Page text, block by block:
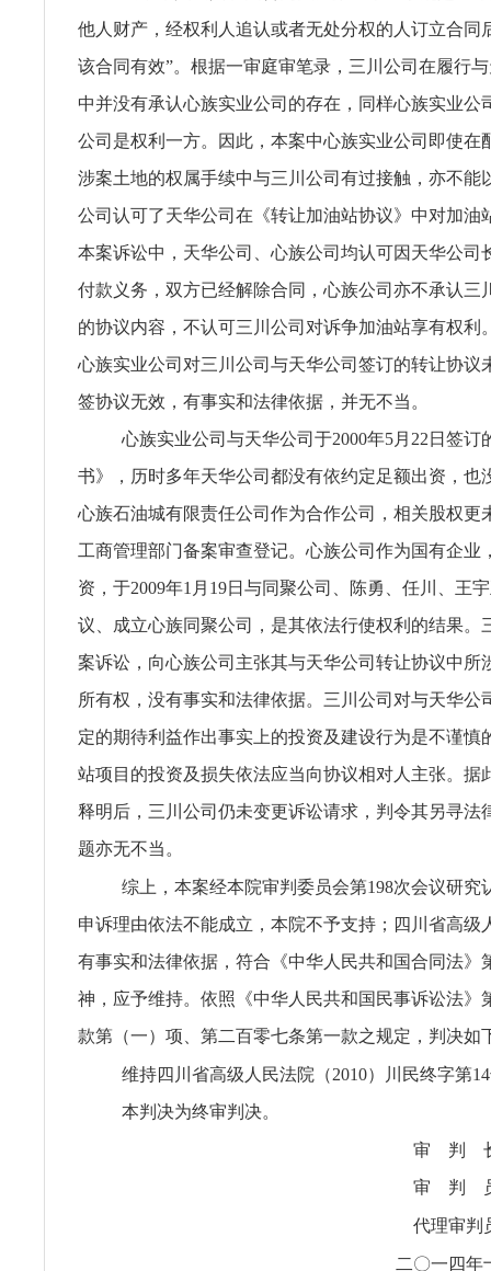
他人财产，经权利人追认或者无处分权的人订立合同
该合同有效”。根据一审庭审笔录，三川公司在履行
中并没有承认心族实业公司的存在，同样心族实业公
公司是权利一方。因此，本案中心族实业公司即使在
涉案土地的权属手续中与三川公司有过接触，亦不能
公司认可了天华公司在《转让加油站协议》中对加油
本案诉讼中，天华公司、心族公司均认可因天华公司
付款义务，双方已经解除合同，心族公司亦不承认三
的协议内容，不认可三川公司对诉争加油站享有权利
心族实业公司对三川公司与天华公司签订的转让协议
签协议无效，有事实和法律依据，并无不当。
心族实业公司与天华公司于2000年5月22日签订
书》，历时多年天华公司都没有依约定足额出资，也
心族石油城有限责任公司作为合作公司，相关股权更
工商管理部门备案审查登记。心族公司作为国有企业
资，于2009年1月19日与同聚公司、陈勇、任川、王
议、成立心族同聚公司，是其依法行使权利的结果。
案诉讼，向心族公司主张其与天华公司转让协议中所
所有权，没有事实和法律依据。三川公司对与天华公
定的期待利益作出事实上的投资及建设行为是不谨慎
站项目的投资及损失依法应当向协议相对人主张。据
释明后，三川公司仍未变更诉讼请求，判令其另寻法
题亦无不当。
综上，本案经本院审判委员会第198次会议研究
申诉理由依法不能成立，本院不予支持；四川省高级
有事实和法律依据，符合《中华人民共和国合同法》
神，应予维持。依照《中华人民共和国民事诉讼法》
款第（一）项、第二百零七条第一款之规定，判决如
维持四川省高级人民法院（2010）川民终字第
本判决为终审判决。
审 判
审 判
代理审
二〇一四年